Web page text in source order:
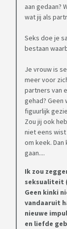
aan gedaan?
wat jij als
Seks doe je
bestaan
Je vrouw is
meer voor
partners van
gehad?
figuurlijk
Zou jij ook
niet eens
om keek.
gaan....
Ik zou
seksualiteit
Geen kinki
vandaaruit
nieuwe
en liefde